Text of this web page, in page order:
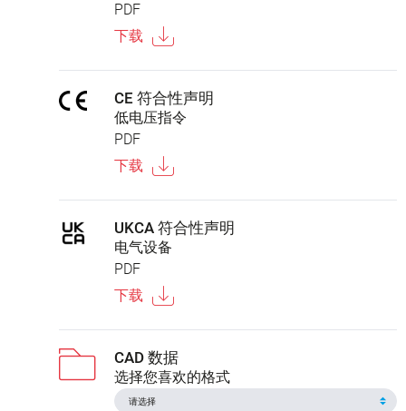
PDF
下载
CE 符合性声明
低电压指令
PDF
下载
UKCA 符合性声明
电气设备
PDF
下载
CAD 数据
选择您喜欢的格式